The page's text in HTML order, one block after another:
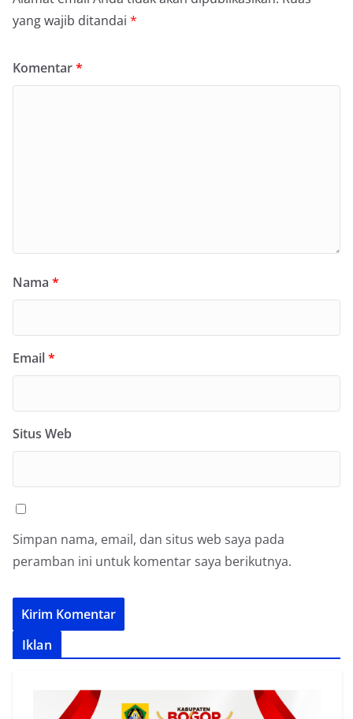
yang wajib ditandai *
Komentar*
Nama *
Email*
Situs Web
Simpan nama, email, dan situs web saya pada
peramban ini untuk komentar saya berikutnya.
Iklan